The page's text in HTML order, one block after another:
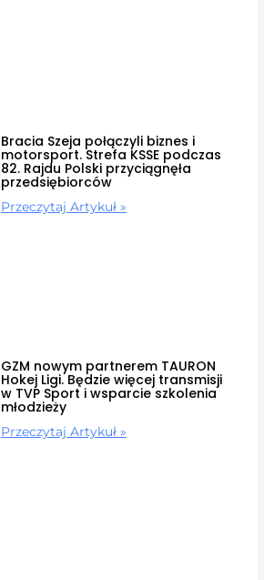
Bracia Szeja połączyli biznes i
motorsport. Strefa KSSE podczas
82. Rajdu Polski przyciągnęła
przedsiębiorców
Przeczytaj Artykuł »
GZM nowym partnerem TAURON
Hokej Ligi. Będzie więcej transmisji
w TVP Sport i wsparcie szkolenia
młodzieży
Przeczytaj Artykuł »